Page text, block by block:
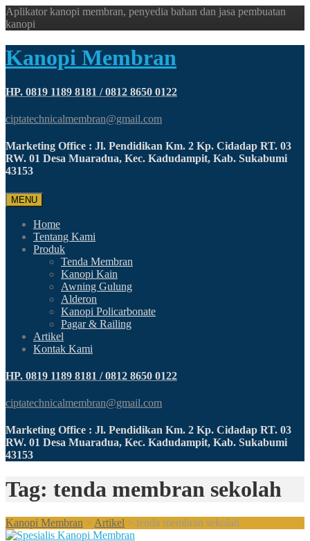
Aplikator kanopi membran, penyedia bahan dan jasa pembuatan
kanopi
Kanopi Membran
HP. 0819 1189 8181 / 0812 8650 0122
ciptatechnicalmembran@gmail.com
Marketing Office : Jl. Pendidikan Km. 2 Kp. Cidadap RT. 03
RW. 01 Desa Muaradua, Kec. Kadudampit, Kab. Sukabumi
43153
MENU
Home
Tentang Kami
Produk
Tenda Membran
Kanopi Kain
Awning Gulung
Alderon
Kanopi Policarbonate
Pagar & Railing
Artikel
Kontak Kami
HP. 0819 1189 8181 / 0812 8650 0122
ciptatechnicalmembran@gmail.com
Marketing Office : Jl. Pendidikan Km. 2 Kp. Cidadap RT. 03
RW. 01 Desa Muaradua, Kec. Kadudampit, Kab. Sukabumi
43153
Tag: tenda membran sekolah
Kanopi Membran > Artikel > tenda membran sekolah